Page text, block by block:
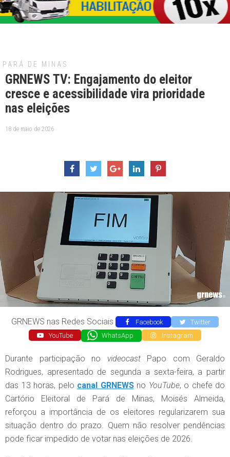
PARÁ DE MINAS
GRNEWS TV: Engajamento do eleitor
cresce e acessibilidade vira prioridade
nas eleições
18 de maio de 2026
GRNEWS nas Redes Sociais Facebook
Twitter
YouTube
WhatsApp Instagram
Durante participação no videocastPapo com Geraldo
Rodrigues, apresentado de segunda a sexta-feira, a partir
das 13 horas, pelo canal GRNEWSno YouTube, o chefe do
Cartório Eleitoral de Pará de Minas, Moisés Almeida,
reforçou a importância de os eleitores regularizarem sua
situação dentro do prazo. Quem não resolver pendências
pode ficar impedido de votar nas eleições de 2026.